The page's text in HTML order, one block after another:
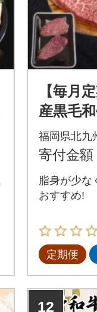
【毎月
産黒毛
味わい
テーキ
福岡県北九
寄付金額
脂身が少な
おすすめ!
定期便
12